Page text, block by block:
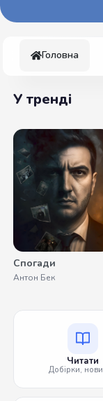
Головна
У тренді
Спогади
Антон Бек
Читати
Добірки,